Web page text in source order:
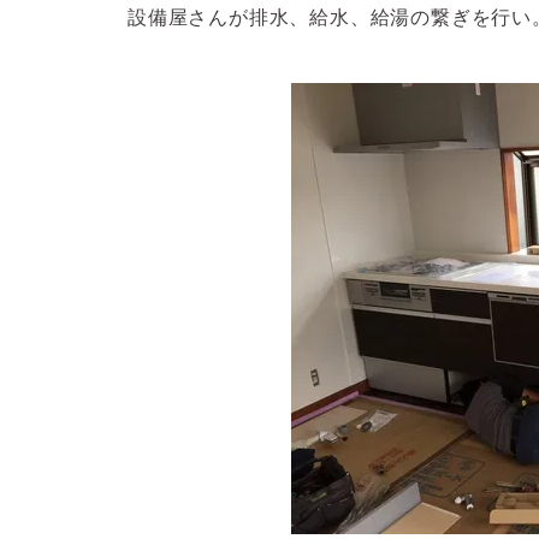
設備屋さんが排水、給水、給湯の繋ぎを行い